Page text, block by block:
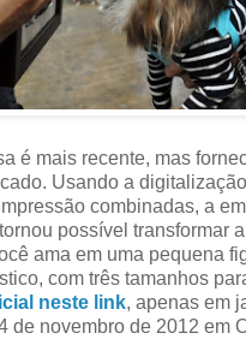
é mais recente, mas
Usando a
combinadas, a
tornou possível transformar
ama em uma pequena
com três tamanhos
neste link, apenas em
de novembro de 2012 em